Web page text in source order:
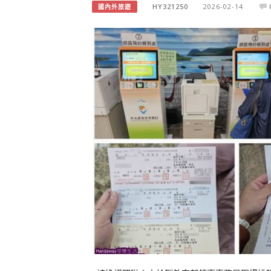
國內外旅遊 HY321250 2026-02-14